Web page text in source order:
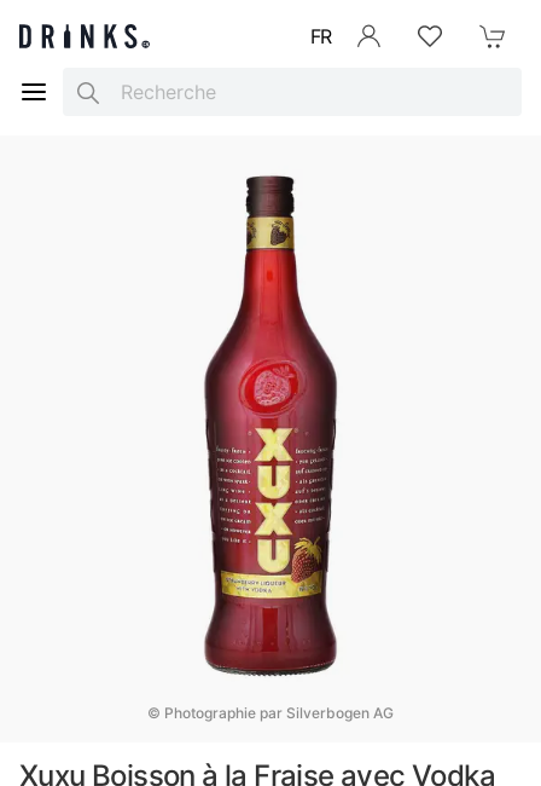
FR
Search
© Photographie par Silverbogen AG
Xuxu Boisson à la Fraise avec Vodka